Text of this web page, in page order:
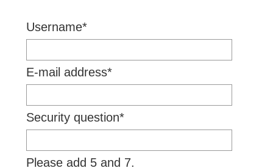
Mandatory
field
Username*
Mandatory
field
E-mail address*
Mandatory
field
Security question*
Please add 5 and 7.